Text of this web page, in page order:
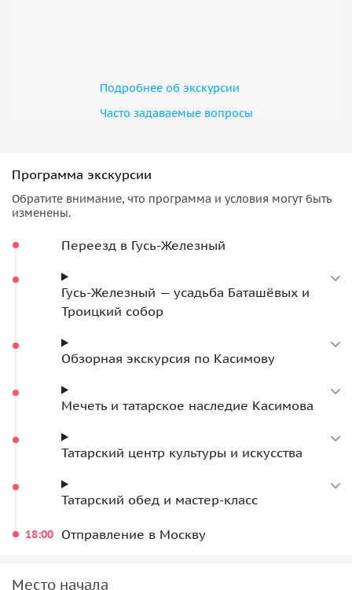
Подробнее об экскурсии
Часто задаваемые вопросы
Программа экскурсии
Обратите внимание, что программа и условия могут быть
изменены.
Переезд в Гусь-Железный
Гусь-Железный — усадьба Баташёвых и
Троицкий собор
Обзорная экскурсия по Касимову
Мечеть и татарское наследие Касимова
Татарский центр культуры и искусства
Татарский обед и мастер-класс
18:00 Отправление в Москву
Место начала